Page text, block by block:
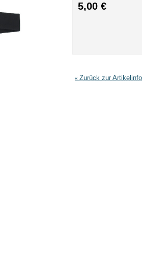
5,00 €
« Zurück zur